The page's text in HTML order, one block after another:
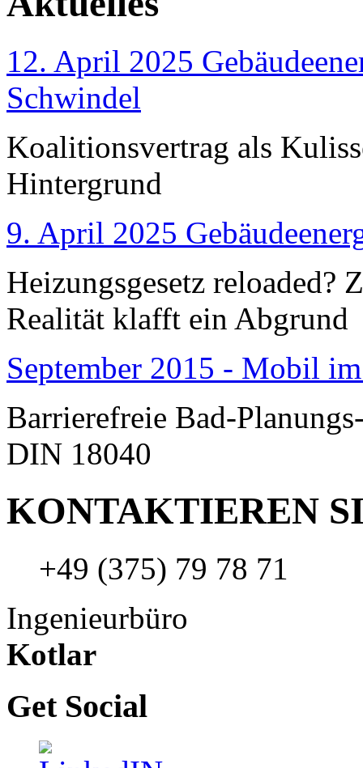
12. April 2025
Schwindel
Koalitionsvertrag als
Hintergrund
9. April 2025
Heizungsgesetz reloaded?
Realität klafft ein Abgrund
September 2015 - Mobil
Barrierefreie Bad-
DIN 18040
KONTAKTIEREN
+49 (375) 79 78 71
Ingenieurbüro
Kotlar
Get Social